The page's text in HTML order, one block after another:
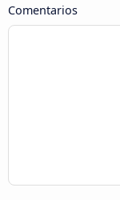
Comentarios